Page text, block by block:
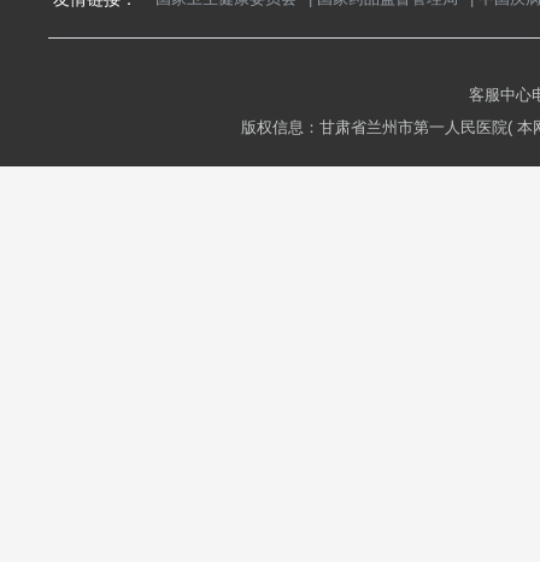
客服中心
版权信息：甘肃省兰州市第一人民医院(